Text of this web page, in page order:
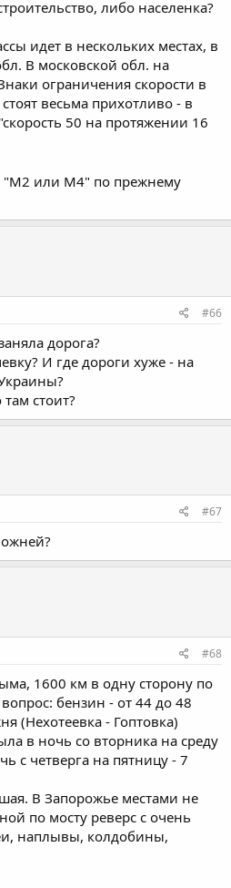
либо населенка?
идет в нескольких местах, в
В московской обл. на
ограничения скорости в
весьма прихотливо - в
50 на протяжении 16
"М2 или М4" по прежнему
#66
дорога?
И где дороги хуже - на
стоит?
#67
#68
1600 км в одну сторону по
бензин - от 44 до 48
(Нехотеевка - Гоптовка)
в ночь со вторника на среду
с четверга на пятницу - 7
В Запорожье местами не
по мосту реверс с очень
наплывы, колдобины,